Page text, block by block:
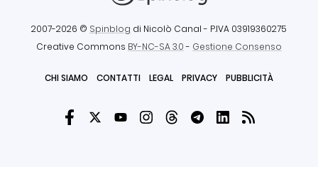
2007-2026 © Spinblog di Nicolò Canal - P.IVA 03919360275
Creative Commons BY-NC-SA 3.0- Gestione Consenso
CHI SIAMO CONTATTI LEGAL PRIVACY PUBBLICITÀ